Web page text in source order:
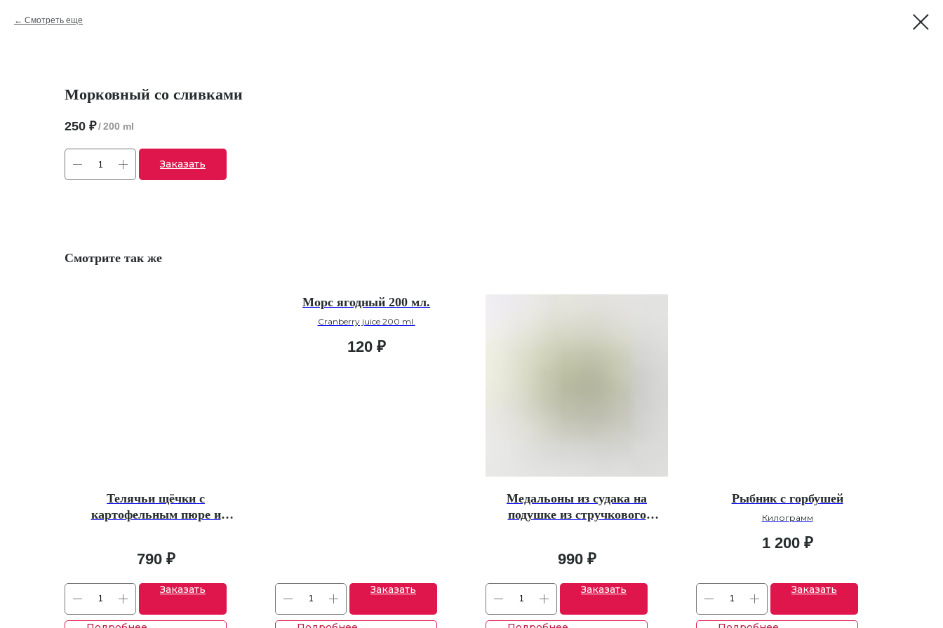
Смотреть еще
Морковный со сливками
250 ₽/200 ml
Заказать
Смотрите так же
Телячьи щёчки с
картофельным пюре и
790 ₽
Заказать
Морс ягодный 200 мл.
Cranberry juice 200 ml.
120 ₽
Заказать
Медальоны из судака на
подушке из стручкового
990 ₽
Заказать
Рыбник с горбушей
Килограмм
1 200 ₽
Заказать